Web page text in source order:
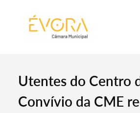
Utentes do Centro
Convívio da CME